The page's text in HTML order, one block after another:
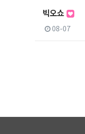
빅오쇼
08-07